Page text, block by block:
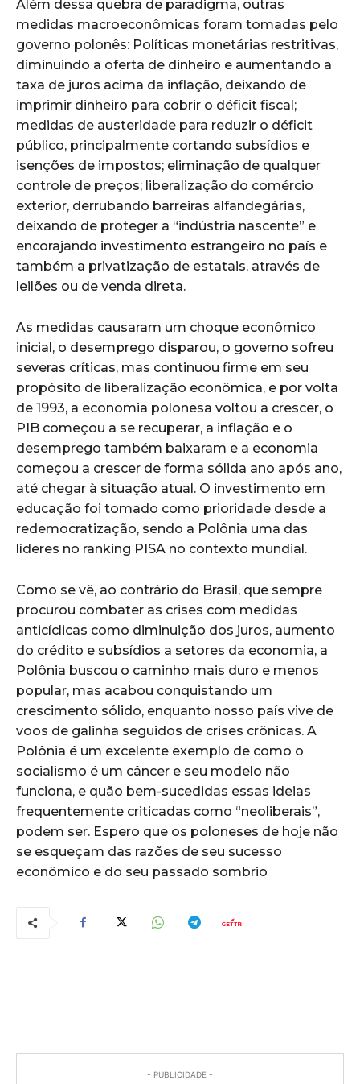
Além dessa quebra de paradigma, outras
medidas macroeconômicas foram tomadas pelo
governo polonês: Políticas monetárias restritivas,
diminuindo a oferta de dinheiro e aumentando a
taxa de juros acima da inflação, deixando de
imprimir dinheiro para cobrir o déficit fiscal;
medidas de austeridade para reduzir o déficit
público, principalmente cortando subsídios e
isenções de impostos; eliminação de qualquer
controle de preços; liberalização do comércio
exterior, derrubando barreiras alfandegárias,
deixando de proteger a “indústria nascente” e
encorajando investimento estrangeiro no país e
também a privatização de estatais, através de
leilões ou de venda direta.
As medidas causaram um choque econômico
inicial, o desemprego disparou, o governo sofreu
severas críticas, mas continuou firme em seu
propósito de liberalização econômica, e por volta
de 1993, a economia polonesa voltou a crescer, o
PIB começou a se recuperar, a inflação e o
desemprego também baixaram e a economia
começou a crescer de forma sólida ano após ano,
até chegar à situação atual. O investimento em
educação foi tomado como prioridade desde a
redemocratização, sendo a Polônia uma das
líderes no ranking PISA no contexto mundial.
Como se vê, ao contrário do Brasil, que sempre
procurou combater as crises com medidas
anticíclicas como diminuição dos juros, aumento
do crédito e subsídios a setores da economia, a
Polônia buscou o caminho mais duro e menos
popular, mas acabou conquistando um
crescimento sólido, enquanto nosso país vive de
voos de galinha seguidos de crises crônicas. A
Polônia é um excelente exemplo de como o
socialismo é um câncer e seu modelo não
funciona, e quão bem-sucedidas essas ideias
frequentemente criticadas como “neoliberais”,
podem ser. Espero que os poloneses de hoje não
se esqueçam das razões de seu sucesso
econômico e do seu passado sombrio
- PUBLICIDADE -